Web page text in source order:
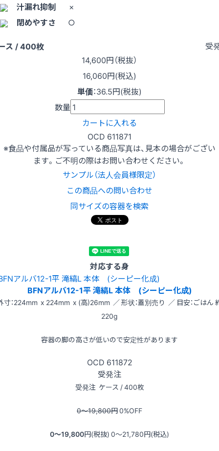
汁漏れ抑制
×
閉めやすさ
○
ス / 400枚
受
14,600円（税抜）
16,060円(税込)
単価：36.5円(税抜)
数量
カートに入れる
OCD 611871
※食品や付属品が写っている商品写真は、見本の場合がござい
ます。ご不明の際はお問い合わせください。
サンプル（法人会員様限定）
この商品への問い合わせ
同サイズの容器を検索
対応する身
BFNアルバ12-1平 滝縞L 本体 (シーピー化成)
寸：224mm x 224mm x (高)26mm ／ 形状：蓋別売り ／ 目安：ごはん
220g
容器の脚の高さが低いので安定性があります
OCD 611872
受発注
受発注 ケース / 400枚
0〜19,800円0%OFF
0〜19,800円(税抜) 0〜21,780円(税込)